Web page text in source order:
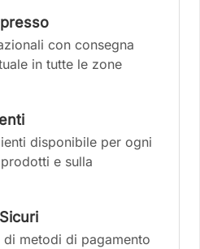
con consegna
in tutte le zone
disponibile per ogni
e sulla
di metodi di pagamento